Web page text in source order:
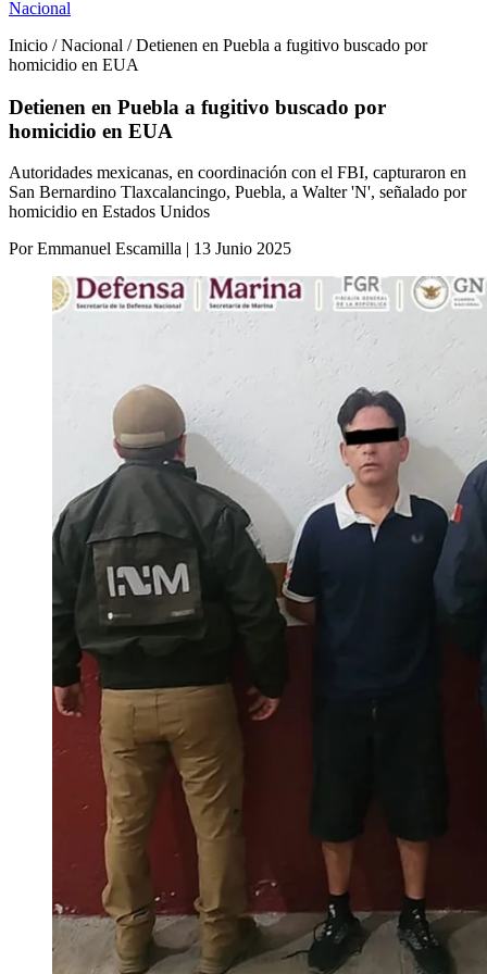
Nacional
Inicio / Nacional / Detienen en Puebla a fugitivo buscado por
homicidio en EUA
Detienen en Puebla a fugitivo buscado por
homicidio en EUA
Autoridades mexicanas, en coordinación con el FBI, capturaron en
San Bernardino Tlaxcalancingo, Puebla, a Walter 'N', señalado por
homicidio en Estados Unidos
Por Emmanuel Escamilla | 13 Junio 2025